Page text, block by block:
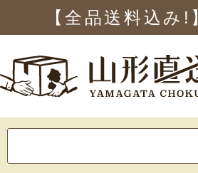
【全品送料込み!
索: